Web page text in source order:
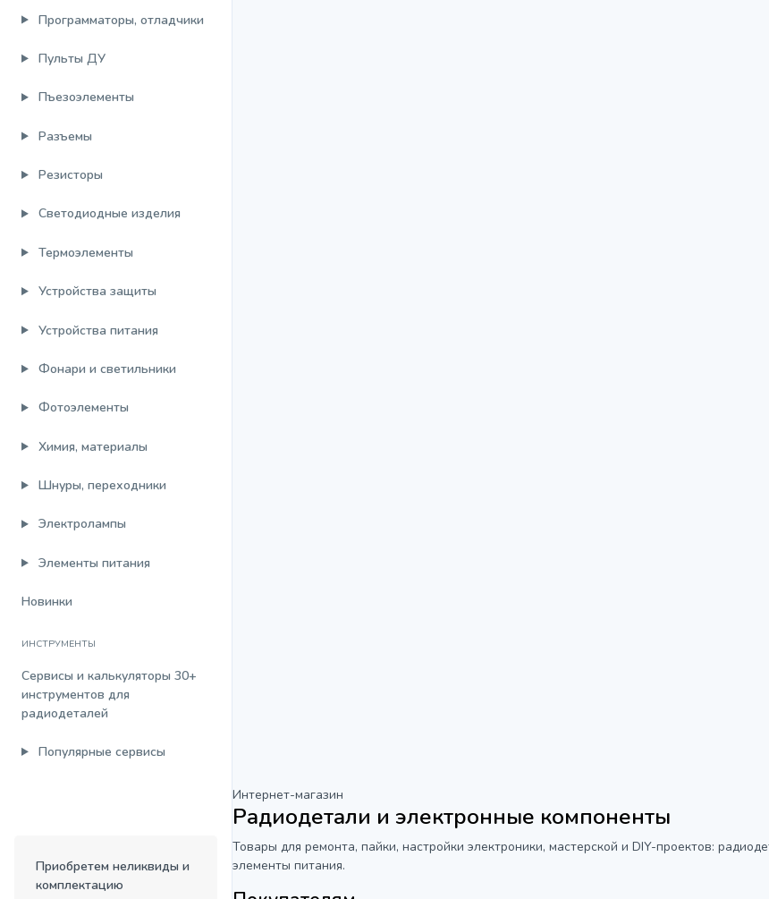
Программаторы, отладчики
Пульты ДУ
Пъезоэлементы
Разъемы
Резисторы
Светодиодные изделия
Термоэлементы
Устройства защиты
Устройства питания
Фонари и светильники
Фотоэлементы
Химия, материалы
Шнуры, переходники
Электролампы
Элементы питания
Новинки
ИНСТРУМЕНТЫ
Сервисы и калькуляторы 30+
инструментов для
радиодеталей
Популярные сервисы
Приобретем неликвиды и
комплектацию
Интернет-магазин
Радиодетали и электронные компоненты
Товары для ремонта, пайки, настройки электроники, мастерской и DIY-проектов:
элементы питания.